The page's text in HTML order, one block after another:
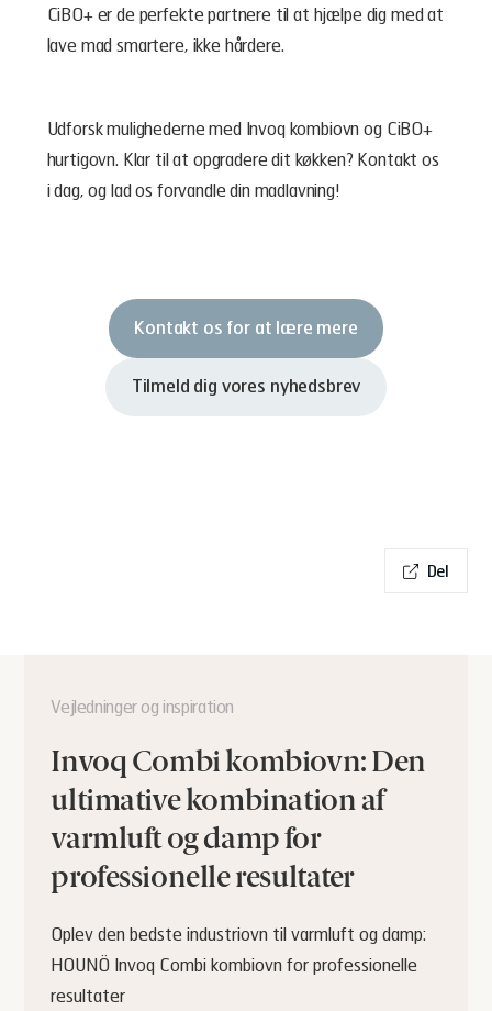
CiBO+ er de perfekte partnere til at hjælpe dig med at
lave mad smartere, ikke hårdere.
Udforsk mulighederne med Invoq kombiovn og CiBO+
hurtigovn. Klar til at opgradere dit køkken? Kontakt os
i dag, og lad os forvandle din madlavning!
Kontakt os for at lære mere
Tilmeld dig vores nyhedsbrev
Del
Vejledninger og inspiration
Invoq Combi kombiovn: Den
ultimative kombination af
varmluft og damp for
professionelle resultater
Oplev den bedste industriovn til varmluft og damp:
HOUNÖ Invoq Combi kombiovn for professionelle
resultater